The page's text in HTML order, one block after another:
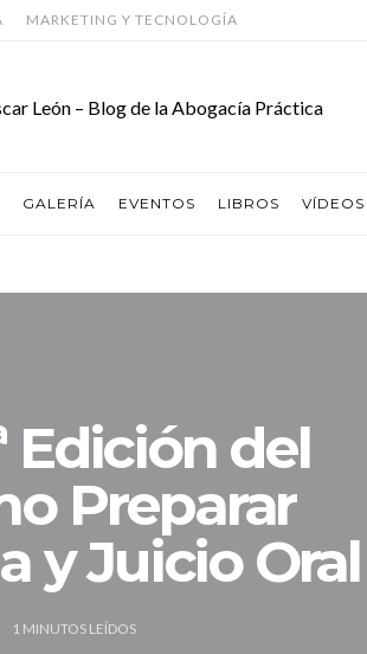
MARKETING Y TECNOLOGÍA
GALERÍA EVENTOS LIBROS VÍDEOS
Edición del
Preparar
y Juicio Oral
1 MINUTOS LEÍDOS